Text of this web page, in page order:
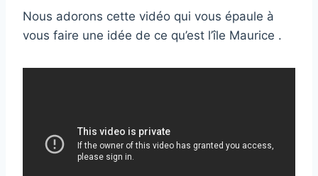
Nous adorons cette vidéo qui vous épaule à
vous faire une idée de ce qu’est l’île Maurice .